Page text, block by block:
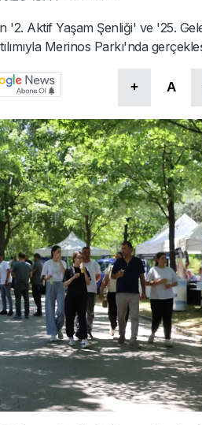
'2. Aktif Yaşam Şenliği' ve '25.
Merinos Parkı'nda
+ A